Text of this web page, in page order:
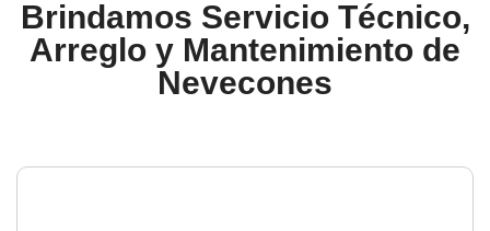
Brindamos Servicio Técnico,
Arreglo y Mantenimiento de
Nevecones